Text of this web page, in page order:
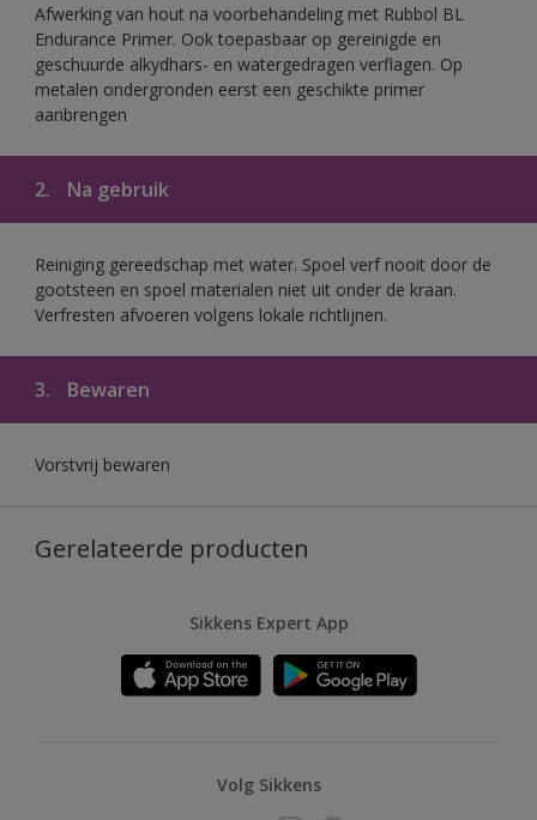
Afwerking van hout na voorbehandeling met Rubbol BL
Endurance Primer. Ook toepasbaar op gereinigde en
geschuurde alkydhars- en watergedragen verflagen. Op
metalen ondergronden eerst een geschikte primer
aanbrengen
2. Na gebruik
Reiniging gereedschap met water. Spoel verf nooit door de
gootsteen en spoel materialen niet uit onder de kraan.
Verfresten afvoeren volgens lokale richtlijnen.
3. Bewaren
Vorstvrij bewaren
Gerelateerde producten
Sikkens Expert App
Volg Sikkens